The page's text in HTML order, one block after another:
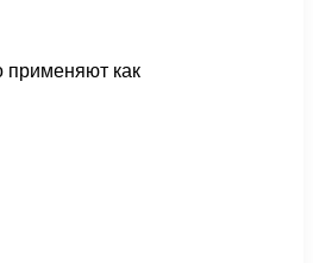
применяют как